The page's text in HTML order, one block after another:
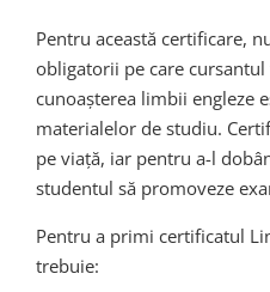
Pentru această certificare,
obligatorii pe care
cunoașterea limbii engleze
materialelor de studiu.
pe viață, iar pentru a-l
studentul să promoveze
Pentru a primi certificatul
trebuie: